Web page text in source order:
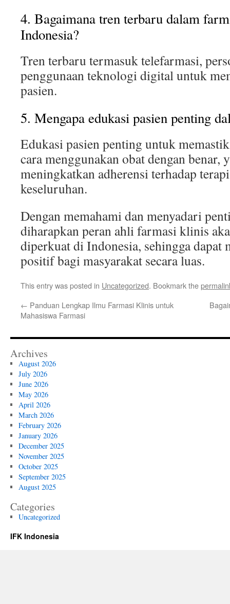
4. Bagaimana tren terbaru dalam
Indonesia?
Tren terbaru termasuk telefarmasi,
penggunaan teknologi digital untuk
pasien.
5. Mengapa edukasi pasien penting
Edukasi pasien penting untuk
cara menggunakan obat dengan benar,
meningkatkan adherensi terhadap
keseluruhan.
Dengan memahami dan menyadari
diharapkan peran ahli farmasi klinis
diperkuat di Indonesia, sehingga dapat
positif bagi masyarakat secara luas.
This entry was posted in Uncategorized. Bookmark the
← Panduan Lengkap Ilmu Farmasi Klinis untuk
Mahasiswa Farmasi
Archives
August 2026
July 2026
June 2026
May 2026
April 2026
March 2026
February 2026
January 2026
December 2025
November 2025
October 2025
September 2025
August 2025
Categories
Uncategorized
IFK Indonesia